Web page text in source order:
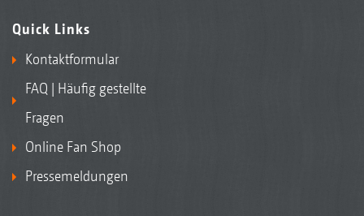
Quick Links
Kontaktformular
FAQ | Häufig gestellte
Fragen
Online Fan Shop
Pressemeldungen